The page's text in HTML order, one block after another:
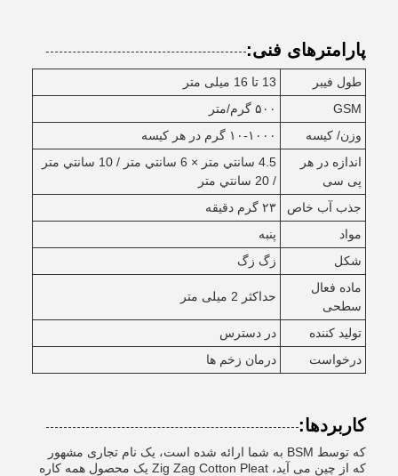
پارامترهای فنی:
طول فیبر
13 تا 16 میلی متر
GSM
۵۰۰ گرم/متر
وزن/ کیسه
۱۰-۱۰۰۰ گرم در هر کیسه
اندازه در هر
پی سی
4.5 سانتي متر × 6 سانتي متر / 10 سانتي متر
/ 20 سانتي متر
جذب آب خاص
۲۳ گرم دقیقه
مواد
پنبه
شکل
زگ زگ
ماده فعال
سطحی
حداکثر 2 میلی متر
تولید کننده
در دسترس
درخواست
درمان زخم ها
کاربردها:
که توسط BSM به شما ارائه شده است، یک نام تجاری مشهور
که از چین می آید، Zig Zag Cotton Pleat یک محصول همه کاره